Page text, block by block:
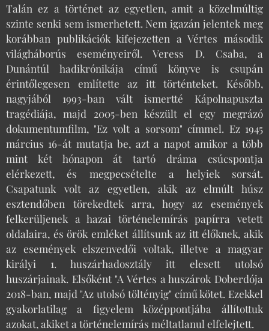
Talán ez a történet az egyetlen, amit a közelmúltig
szinte senki sem ismerhetett. Nem igazán jelentek meg
korábban publikációk kifejezetten a Vértes második
világháborús eseményeiről. Veress D. Csaba, a
Dunántúl hadikrónikája című könyve is csupán
érintőlegesen említette az itt történteket. Később,
nagyjából 1993-ban vált ismertté Kápolnapuszta
tragédiája, majd 2005-ben készült el egy megrázó
dokumentumfilm, "Ez volt a sorsom" címmel. Ez 1945
március 16-át mutatja be, azt a napot amikor a több
mint két hónapon át tartó dráma csúcspontja
elérkezett, és megpecsételte a helyiek sorsát.
Csapatunk volt az egyetlen, akik az elmúlt húsz
esztendőben törekedtek arra, hogy az események
felkerüljenek a hazai történelemírás papírra vetett
oldalaira, és örök emléket állítsunk az itt élőknek, akik
az események elszenvedői voltak, illetve a magyar
királyi 1. huszárhadosztály itt elesett utolsó
huszárjainak. Elsőként "A Vértes a huszárok Doberdója
2018-ban, majd "Az utolsó töltényig" című kötet. Ezekkel
gyakorlatilag a figyelem középpontjába állítottuk
azokat, akiket a történelemírás méltatlanul elfelejtett.